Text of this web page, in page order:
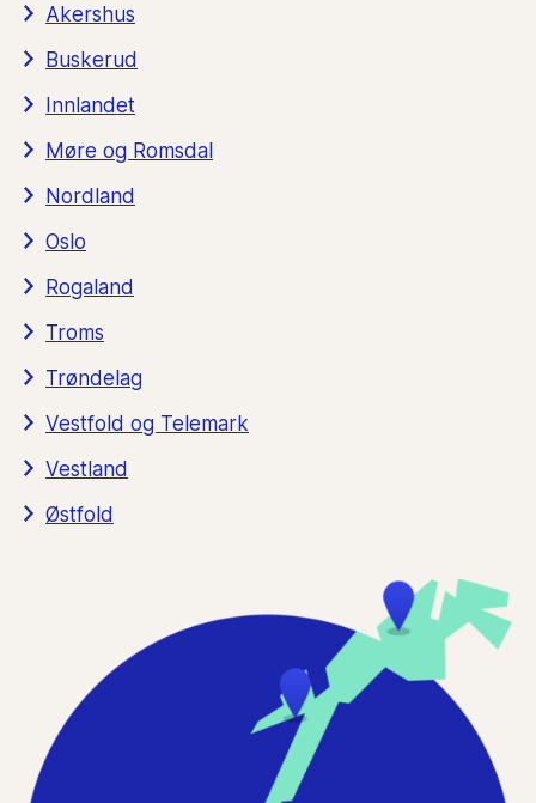
Akershus
Buskerud
Innlandet
Møre og Romsdal
Nordland
Oslo
Rogaland
Troms
Trøndelag
Vestfold og Telemark
Vestland
Østfold